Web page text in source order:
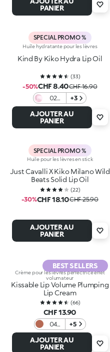
Glass
PANIER
SPECIAL PROMO %
Huile hydratante pour les lèvres
Kind By Kiko Hydra Lip Oil
(33)
-50%CHF 8.40CHF 16.90
02
Kind
Kisses
+3
AJOUTER AU
PANIER
SPECIAL PROMO %
Huile pour les lèvres en stick
Just Cavalli X Kiko Milano Wild
Beats Solid Lip Oil
(22)
-30%CHF 18.10CHF 25.90
AJOUTER AU
PANIER
BEST SELLERS
Crème pour les lèvres perfectrice effet
volumateur
Kissable Lip Volume Plumping
Lip Cream
(66)
CHF 13.90
04
Nude
Ever
+5
AJOUTER AU
PANIER